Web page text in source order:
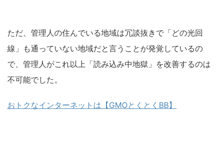
ただ、管理人の住んでいる地域は冗談抜きで「どの光回
線」も通っていない地域だと言うことが発覚しているの
で、管理人がこれ以上「読み込み中地獄」を改善するのは
不可能でした。
おトクなインターネットは【GMOとくとくBB】